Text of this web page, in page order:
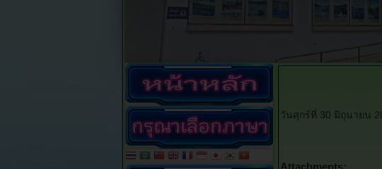
วันศุกร์ที่ 30 มิถุนายน
Attachments: